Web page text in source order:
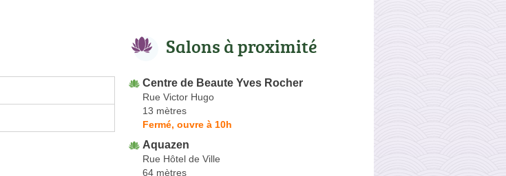
Salons à proximité
Centre de Beaute Yves Rocher
Rue Victor Hugo
13 mètres
Fermé, ouvre à 10h
Aquazen
Rue Hôtel de Ville
64 mètres